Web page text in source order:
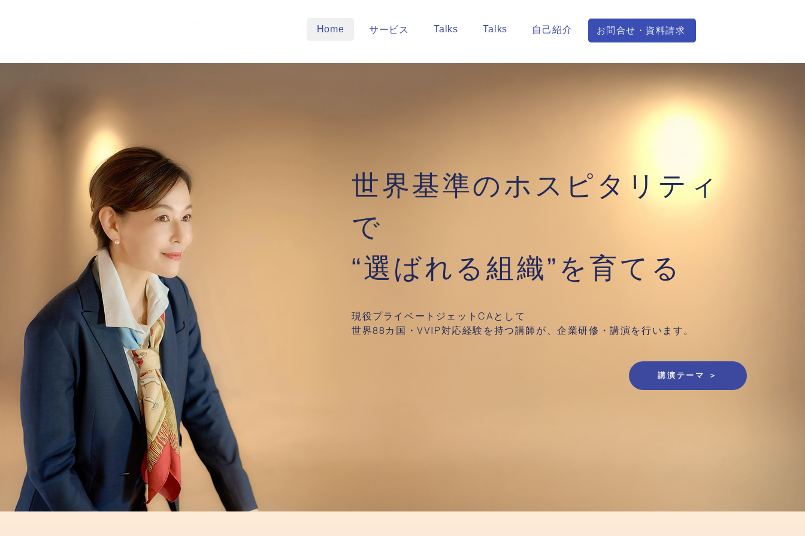
Home サービス Talks Talks 自己紹介 お問合せ・資料請求
世界基準のホスピタリティ
で
“選ばれる組織”を育てる
現役プライベートジェットCAとして
世界88カ国・VVIP対応経験を持つ講師が、企業研修・講演を行います。
講演テーマ ＞